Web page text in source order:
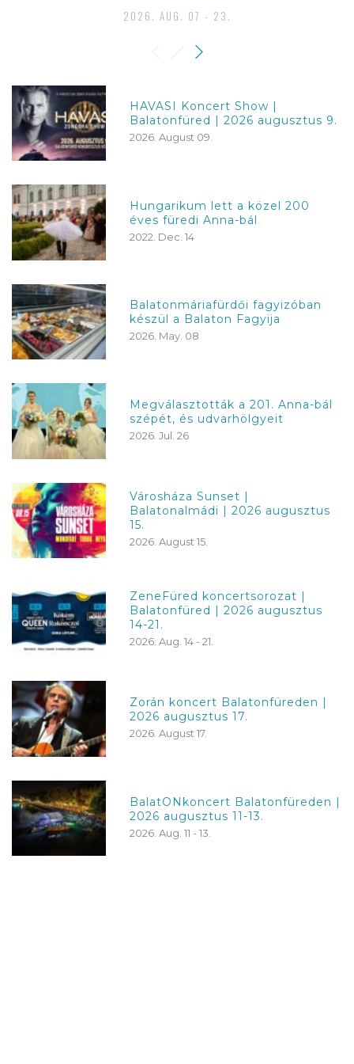
2026. AUG. 07 - 23.
HAVASI Koncert Show |
Balatonfüred | 2026 augusztus 9.
2026. August 09.
Hungarikum lett a közel 200
éves füredi Anna-bál
2022. Dec. 14
Balatonmáriafürdői fagyizóban
készül a Balaton Fagyija
2026. May. 08
Megválasztották a 201. Anna-bál
szépét, és udvarhölgyeit
2026. Jul. 26
Városháza Sunset |
Balatonalmádi | 2026 augusztus
15.
2026. August 15.
ZeneFüred koncertsorozat |
Balatonfüred | 2026 augusztus
14-21.
2026. Aug. 14 - 21.
Zorán koncert Balatonfüreden |
2026 augusztus 17.
2026. August 17.
BalatONkoncert Balatonfüreden |
2026 augusztus 11-13.
2026. Aug. 11 - 13.